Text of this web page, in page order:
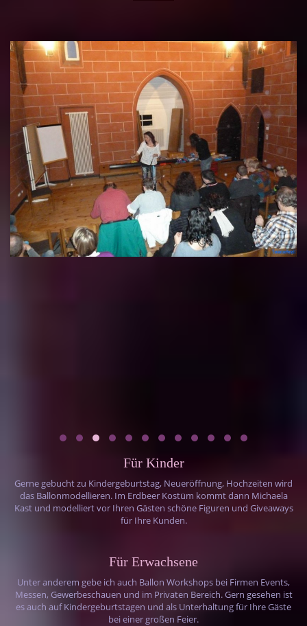
Für Kinder
Gerne gebucht zu Kindergeburtstag, Neueröffnung, Hochzeiten wird
das Ballonmodellieren. Im Erdbeer Kostüm kommt dann Michaela
Kast und modelliert vor Ihren Gästen schöne Figuren und Giveaways
für Ihre Kunden.
Für Erwachsene
Unter anderem gebe ich auch Ballon Workshops bei Firmen Events,
Messen, Gewerbeschauen und im Privaten Bereich. Gern gesehen ist
es auch auf Kindergeburtstagen und als Unterhaltung für Ihre Gäste
bei einer großen Feier.